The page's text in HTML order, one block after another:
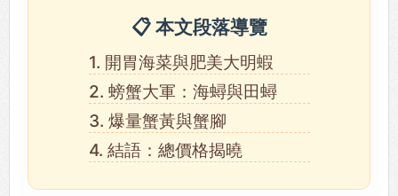
📋 本文段落導覽
1. 開胃海菜與肥美大明蝦
2. 螃蟹大軍：海蟳與田蟳
3. 爆量蟹黃與蟹腳
4. 結語：總價格揭曉